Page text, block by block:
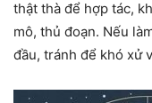
thật thà để hợp tác,
mô, thủ đoạn. Nếu
đầu, tránh để khó xử